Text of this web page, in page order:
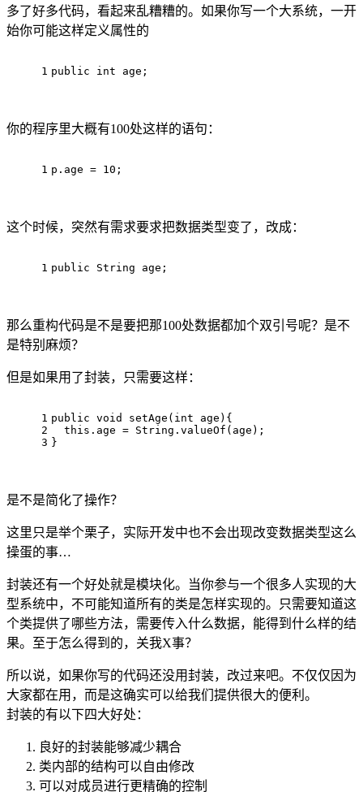
多了好多代码，看起来乱糟糟的。如果你写一个大系统，一开
始你可能这样定义属性的
1 public int age;
你的程序里大概有100处这样的语句：
1 p.age = 10 ;
这个时候，突然有需求要求把数据类型变了，改成：
1 public String age;
那么重构代码是不是要把那100处数据都加个双引号呢？是不
是特别麻烦？
但是如果用了封装，只需要这样：
1
2
3
public void setAge ( int age) {
this .age = String.valueOf(age);
}
是不是简化了操作？
这里只是举个栗子，实际开发中也不会出现改变数据类型这么
操蛋的事…
封装还有一个好处就是模块化。当你参与一个很多人实现的大
型系统中，不可能知道所有的类是怎样实现的。只需要知道这
个类提供了哪些方法，需要传入什么数据，能得到什么样的结
果。至于怎么得到的，关我X事？
所以说，如果你写的代码还没用封装，改过来吧。不仅仅因为
大家都在用，而是这确实可以给我们提供很大的便利。
封装的有以下四大好处：
良好的封装能够减少耦合
类内部的结构可以自由修改
可以对成员进行更精确的控制